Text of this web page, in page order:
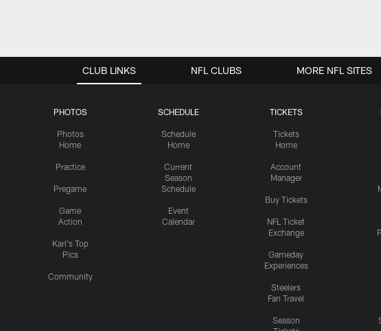
CLUB LINKS
PHOTOS
Photos
Home
Practice
Pregame
Game
Action
Karl's Top
Pics
Community
SCHEDULE
Schedule
Home
Current
Season
Schedule
Event
Calendar
TICKETS
Tickets
Home
Account
Manager
Buy Tickets
NFL Ticket
Exchange
Gameday
Experiences
Steelers
Fan Travel
Season
NFL CLUBS MORE NFL SITES